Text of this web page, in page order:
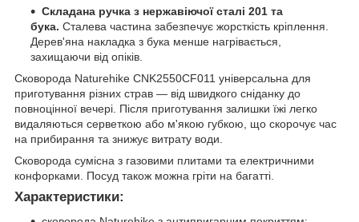
Складана ручка з нержавіючої сталі 201 та
бука. Сталева частина забезпечує жорсткість кріплення.
Дерев'яна накладка з бука менше нагрівається,
захищаючи від опіків.
Сковорода Naturehike CNK2550CF011 універсальна для
приготування різних страв — від швидкого сніданку до
повноцінної вечері. Після приготування залишки їжі легко
видаляються серветкою або м'якою губкою, що скорочує час
на прибирання та знижує витрату води.
Сковорода сумісна з газовими плитами та електричними
конфорками. Посуд також можна гріти на багатті.
Характеристики: